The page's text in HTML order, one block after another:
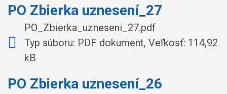
PO Zbierka uznesení_27
PO_Zbierka_uzneseni_27.pdf
Typ súboru: PDF dokument, Veľkosť: 114,92
kB
PO Zbierka uznesení_26